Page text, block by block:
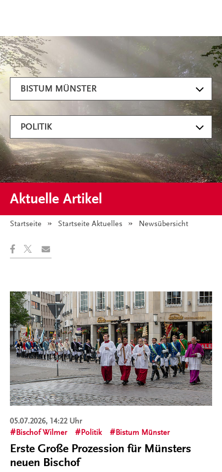
Aktuelle Artikel
Artikel filtern
BISTUM MÜNSTER
POLITIK
Startseite Startseite Aktuelles Angezeigt:
Newsübersicht
05.07.2026, 14:22 Uhr
Bischof Wilmer
Politik Bistum Münster
Erste Große Prozession für Münsters
neuen Bischof